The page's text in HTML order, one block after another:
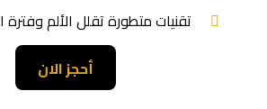
تقنيات متطورة تقلل الألم وفترة
أحجز الان